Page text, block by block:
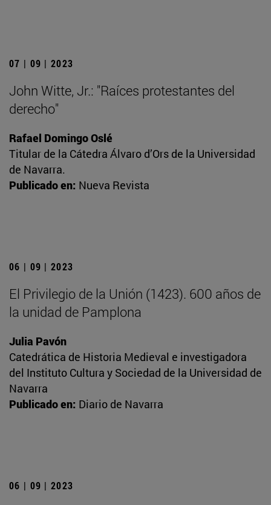
07 | 09 | 2023
John Witte, Jr.: "Raíces protestantes del
derecho"
Rafael Domingo Oslé
Titular de la Cátedra Álvaro d’Ors de la Universidad
de Navarra.
Publicado en: Nueva Revista
06 | 09 | 2023
El Privilegio de la Unión (1423). 600 años de
la unidad de Pamplona
Julia Pavón
Catedrática de Historia Medieval e investigadora
del Instituto Cultura y Sociedad de la Universidad de
Navarra
Publicado en: Diario de Navarra
06 | 09 | 2023